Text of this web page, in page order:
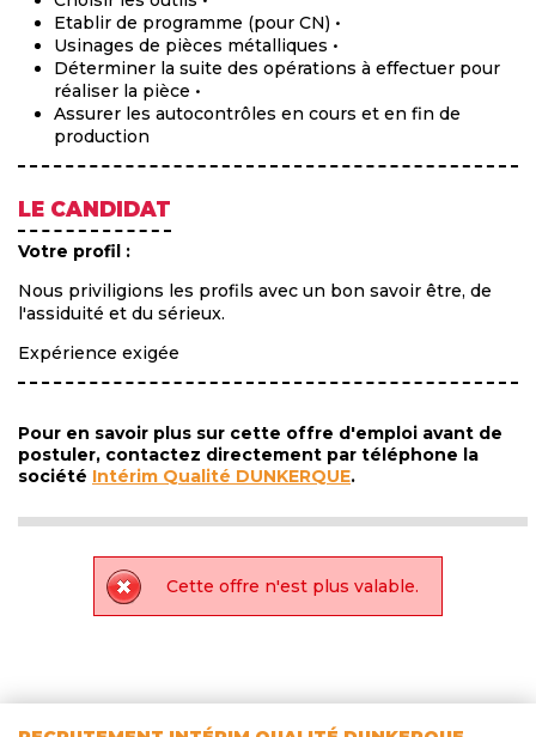
Etablir de programme (pour CN) •
Usinages de pièces métalliques •
Déterminer la suite des opérations à effectuer pour
réaliser la pièce •
Assurer les autocontrôles en cours et en fin de
production
LE CANDIDAT
Votre profil :
Nous priviligions les profils avec un bon savoir être, de
l'assiduité et du sérieux.
Expérience exigée
Pour en savoir plus sur cette offre d'emploi avant de
postuler, contactez directement par téléphone la
société Intérim Qualité DUNKERQUE.
Cette offre n'est plus valable.